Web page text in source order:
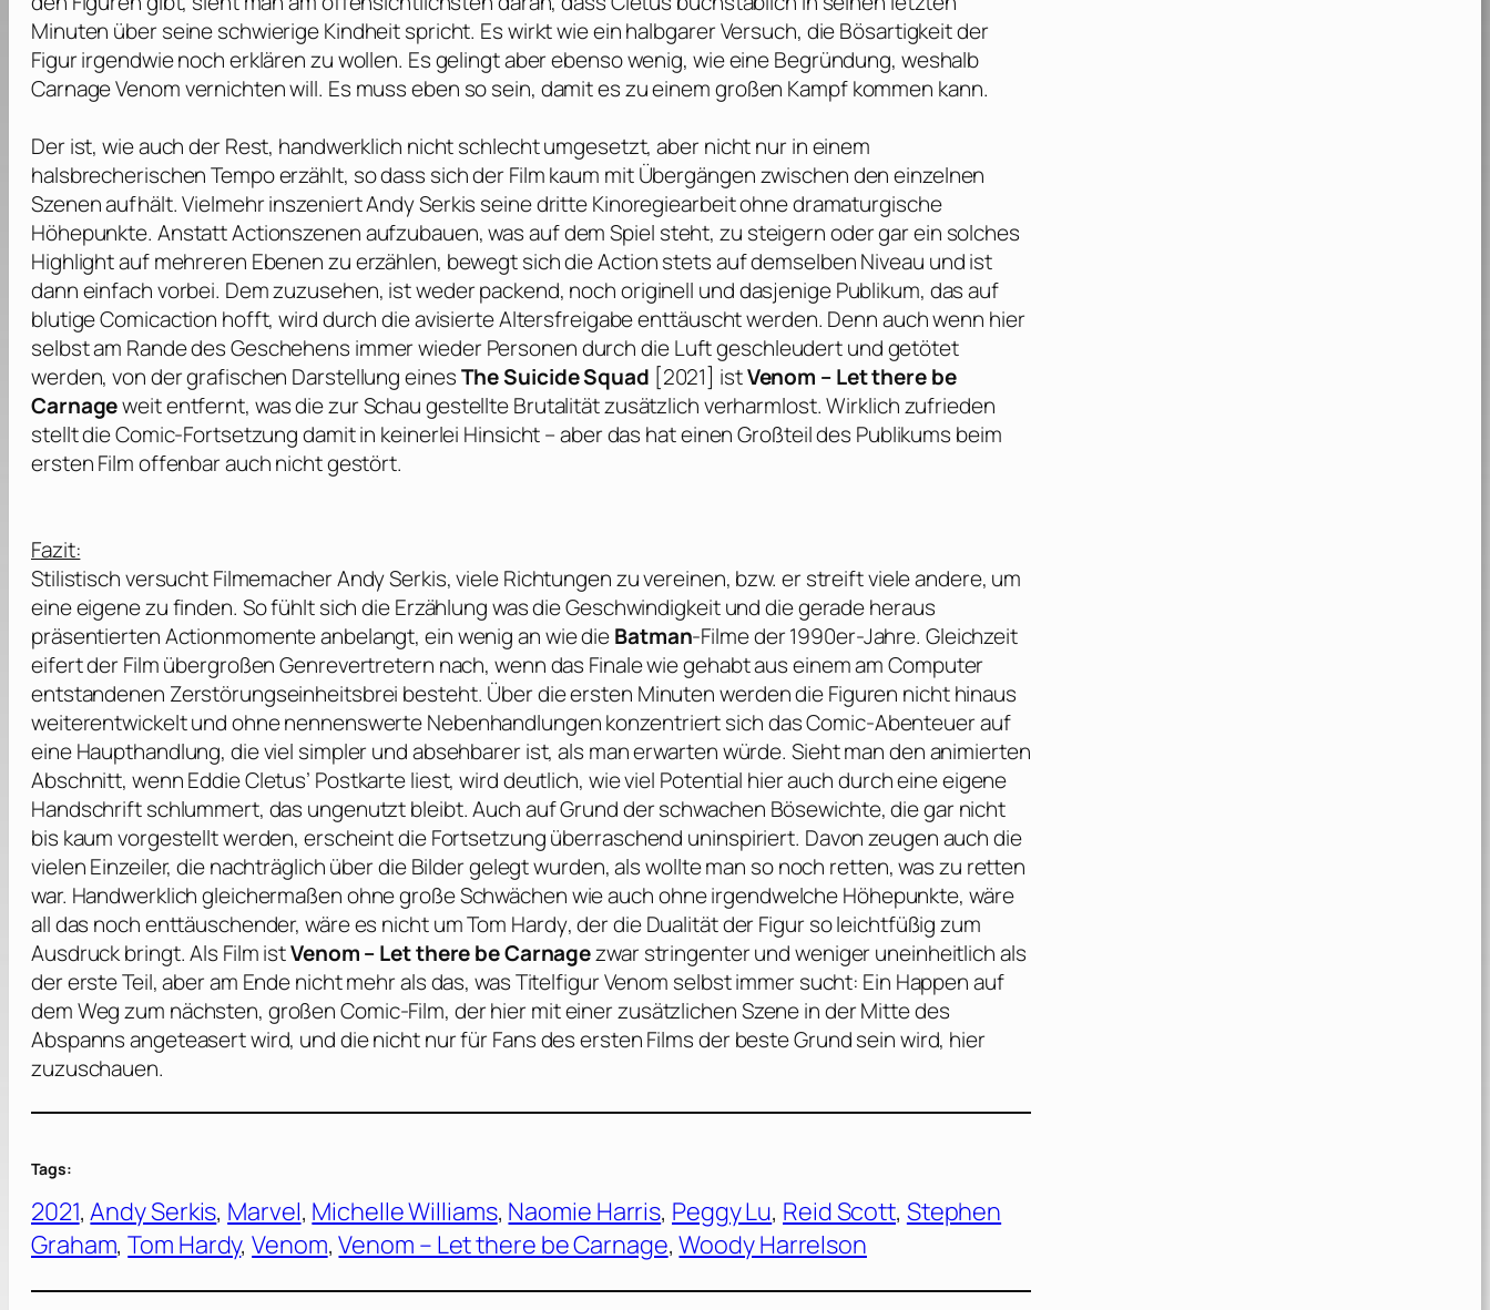
Minuten über seine schwierige Kindheit spricht. Es wirkt wie ein halbgarer Versuch, die Bösartigkeit der
Figur irgendwie noch erklären zu wollen. Es gelingt aber ebenso wenig, wie eine Begründung, weshalb
Carnage Venom vernichten will. Es muss eben so sein, damit es zu einem großen Kampf kommen kann.
Der ist, wie auch der Rest, handwerklich nicht schlecht umgesetzt, aber nicht nur in einem
halsbrecherischen Tempo erzählt, so dass sich der Film kaum mit Übergängen zwischen den einzelnen
Szenen aufhält. Vielmehr inszeniertAndy Serkis seine dritte Kinoregiearbeit ohne dramaturgische
Höhepunkte. Anstatt Actionszenen aufzubauen, was auf dem Spiel steht, zu steigern oder gar ein solches
Highlight auf mehreren Ebenen zu erzählen, bewegt sich die Action stets auf demselben Niveau und ist
dann einfach vorbei. Dem zuzusehen, ist weder packend, noch originell und dasjenige Publikum, das auf
blutige Comicaction hofft, wird durch die avisierte Altersfreigabe enttäuscht werden. Denn auch wenn hier
selbst am Rande des Geschehens immer wieder Personen durch die Luft geschleudert und getötet
werden, von der grafischen Darstellung einesThe Suicide Squad [2021] istVenom – Let there be
Carnageweit entfernt, was die zur Schau gestellte Brutalität zusätzlich verharmlost. Wirklich zufrieden
stellt die Comic-Fortsetzung damit in keinerlei Hinsicht – aber das hat einen Großteil des Publikums beim
ersten Film offenbar auch nicht gestört.
Fazit:
Stilistisch versucht FilmemacherAndy Serkis, viele Richtungen zu vereinen, bzw. er streift viele andere, um
eine eigene zu finden. So fühlt sich die Erzählung was die Geschwindigkeit und die gerade heraus
präsentierten Actionmomente anbelangt, ein wenig an wie dieBatman-Filme der 1990er-Jahre. Gleichzeit
eifert der Film übergroßen Genrevertretern nach, wenn das Finale wie gehabt aus einem am Computer
entstandenen Zerstörungseinheitsbrei besteht. Über die ersten Minuten werden die Figuren nicht hinaus
weiterentwickelt und ohne nennenswerte Nebenhandlungen konzentriert sich das Comic-Abenteuer auf
eine Haupthandlung, die viel simpler und absehbarer ist, als man erwarten würde. Sieht man den animierten
Abschnitt, wenn Eddie Cletus’ Postkarte liest, wird deutlich, wie viel Potential hier auch durch eine eigene
Handschrift schlummert, das ungenutzt bleibt. Auch auf Grund der schwachen Bösewichte, die gar nicht
bis kaum vorgestellt werden, erscheint die Fortsetzung überraschend uninspiriert. Davon zeugen auch die
vielen Einzeiler, die nachträglich über die Bilder gelegt wurden, als wollte man so noch retten, was zu retten
war. Handwerklich gleichermaßen ohne große Schwächen wie auch ohne irgendwelche Höhepunkte, wäre
all das noch enttäuschender, wäre es nicht umTom Hardy, der die Dualität der Figur so leichtfüßig zum
Ausdruck bringt. Als Film istVenom – Let there be Carnagezwar stringenter und weniger uneinheitlich als
der erste Teil, aber am Ende nicht mehr als das, was Titelfigur Venom selbst immer sucht: Ein Happen auf
dem Weg zum nächsten, großen Comic-Film, der hier mit einer zusätzlichen Szene in der Mitte des
Abspanns angeteasert wird, und die nicht nur für Fans des ersten Films der beste Grund sein wird, hier
zuzuschauen.
Tags:
2021, Andy Serkis, Marvel, Michelle Williams, Naomie Harris, Peggy Lu, Reid Scott, Stephen
Graham, Tom Hardy, Venom, Venom – Let there be Carnage, Woody Harrelson